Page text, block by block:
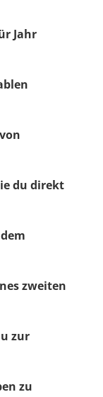
Jahr
du direkt
zweiten
zur
zu